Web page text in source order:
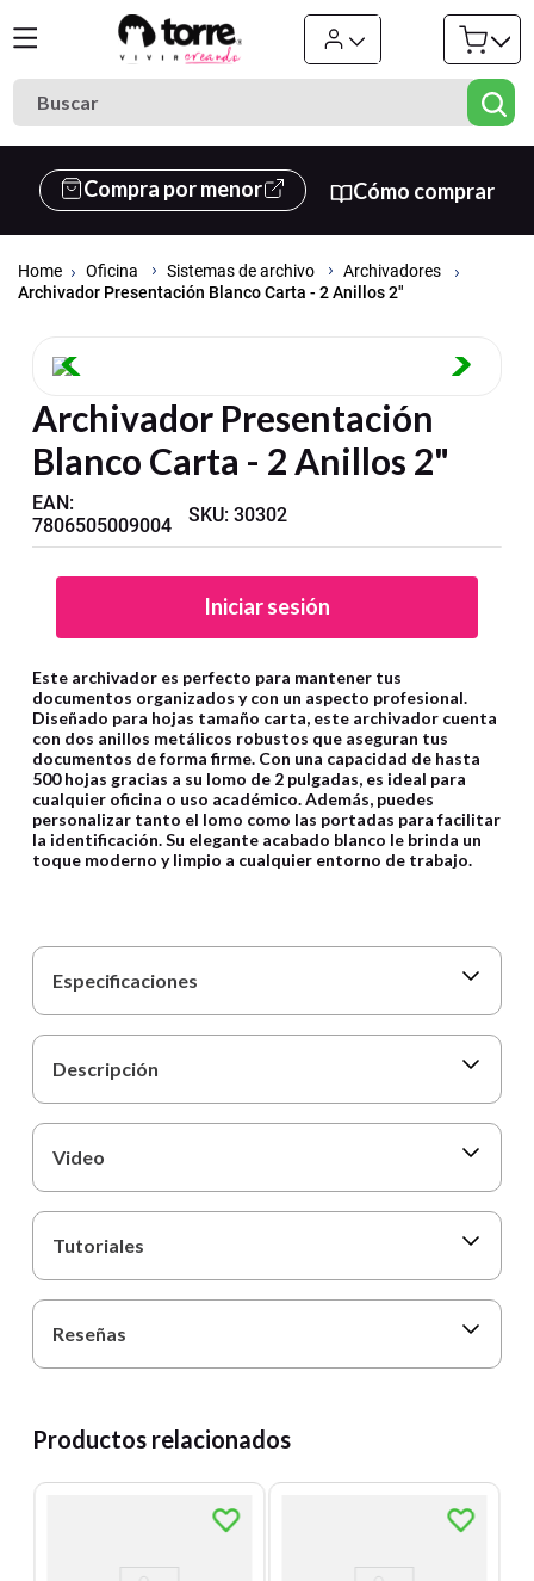
Buscar
Compra por menor Cómo comprar
Oficina Sistemas de archivo
Archivadores
Archivador Presentación Blanco Carta - 2 Anillos 2"
Archivador Presentación
Blanco Carta - 2 Anillos 2"
EAN:
7806505009004
SKU:30302
Iniciar sesión
Este archivador es perfecto para mantener tus
documentos organizados y con un aspecto profesional.
Diseñado para hojas tamaño carta, este archivador cuenta
con dos anillos metálicos robustos que aseguran tus
documentos de forma firme. Con una capacidad de hasta
500 hojas gracias a su lomo de 2 pulgadas, es ideal para
cualquier oficina o uso académico. Además, puedes
personalizar tanto el lomo como las portadas para facilitar
la identificación. Su elegante acabado blanco le brinda un
toque moderno y limpio a cualquier entorno de trabajo.
Especificaciones
Descripción
Video
Tutoriales
Reseñas
Productos relacionados
Términos más buscados
1. cuaderno
3. goma eva
5.
6. estuche
harry potter
8.
9 cartulina
10. lapiz